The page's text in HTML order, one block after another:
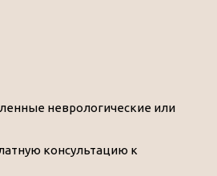
неврологические или
консультацию к